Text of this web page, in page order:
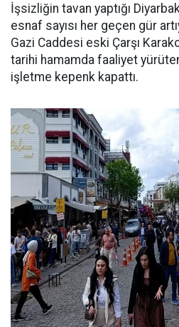
İşsizliğin tavan yaptığı
esnaf sayısı her geçen gür
Gazi Caddesi eski Çarşı
tarihi hamamda faaliyet yürüten
işletme kepenk kapattı.